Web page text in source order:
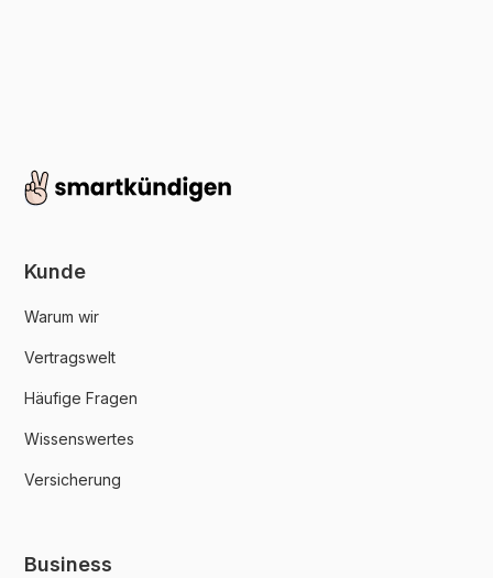
Kunde
Warum wir
Vertragswelt
Häufige Fragen
Wissenswertes
Versicherung
Business